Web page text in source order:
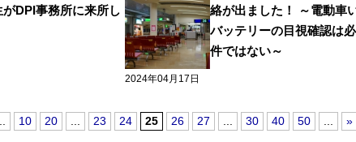
DPI事務所に来所し
2024年04月17日
絡が出ました！ ～電動車
バッテリーの目視確認は
件ではない～
10 20 ... 23 24 25 26 27 ... 30 40 50 ... »